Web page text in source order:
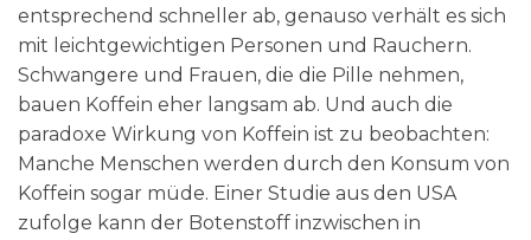
entsprechend schneller ab, genauso verhält es sich
mit leichtgewichtigen Personen und Rauchern.
Schwangere und Frauen, die die Pille nehmen,
bauen Koffein eher langsam ab. Und auch die
paradoxe Wirkung von Koffein ist zu beobachten:
Manche Menschen werden durch den Konsum von
Koffein sogar müde. Einer Studie aus den USA
zufolge kann der Botenstoff inzwischen in